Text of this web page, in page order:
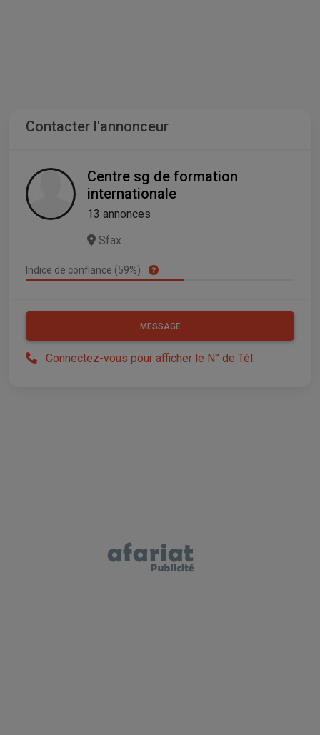
Contacter l'annonceur
Centre sg de formation
internationale
13 annonces
Sfax
Indice de confiance (59%)
MESSAGE
Connectez-vous pour afficher le N° de Tél.